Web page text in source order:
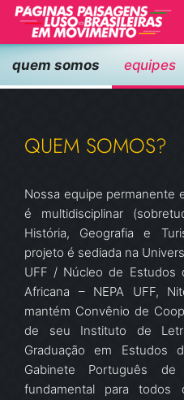
Skip
content
quem somos equipes
QUEM SOMOS?
Nossa equipe permanente
é multidisciplinar
História, Geografia e
projeto é sediada na
UFF / Núcleo de Estudos
Africana – NEPA UFF,
mantém Convênio de
de seu Instituto de
Graduação em Estudos
Gabinete Português
fundamental para todos